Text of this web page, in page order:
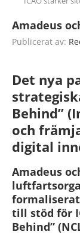
Amadeus
Publicerat av:
Det nya
Behind”
och
digital
Amadeus
till stöd för
Behind”